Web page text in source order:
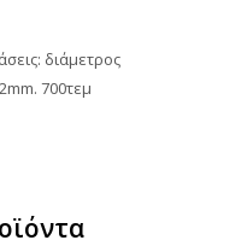
διάμετρος
700τεμ